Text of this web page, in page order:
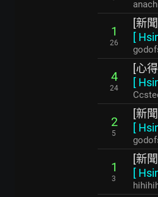
1
26
[新
[
4
24
[心
[
2
5
[新
[
1
3
[新
[